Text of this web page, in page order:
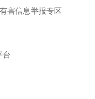
害信息举报专区
台